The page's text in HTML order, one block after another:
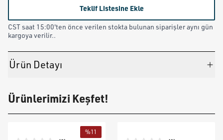
Teklif Listesine Ekle
CST saat 15:00'ten önce verilen stokta bulunan siparişler aynı gün
kargoya verilir..
Ürün Detayı
Ürünlerimizi Keşfet!
%11